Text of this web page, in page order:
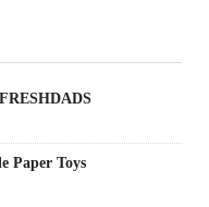
Paper Toys